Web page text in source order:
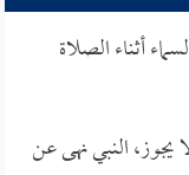
أثناء الصلاة
يجوز، النبي نهى عن